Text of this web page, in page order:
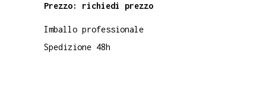
Prezzo: richiedi prezzo
Imballo professionale
Spedizione 48h